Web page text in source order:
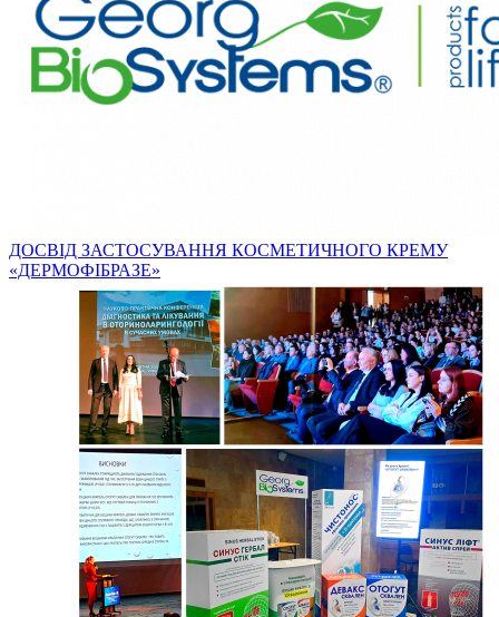
ДОСВІД ЗАСТОСУВАННЯ КОСМЕТИЧНОГО КРЕМУ
«ДЕРМОФІБРАЗЕ»